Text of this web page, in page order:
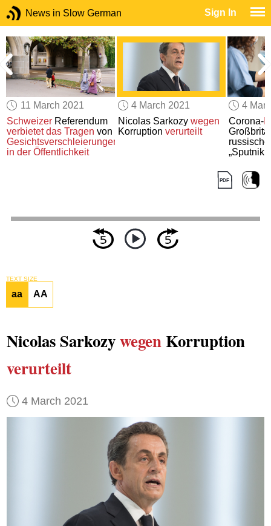
News in Slow German Sign In
11 March 2021
Schweizer Referendum
verbietet das Tragen von
Gesichtsverschleierungen
in der Öffentlichkeit
4 March 2021
Nicolas Sarkozy wegen
Korruption verurteilt
4
Corona-
„Sputnik
TEXT SIZE
aa AA
Nicolas SarkozywegenKorruption
verurteilt
4 March 2021